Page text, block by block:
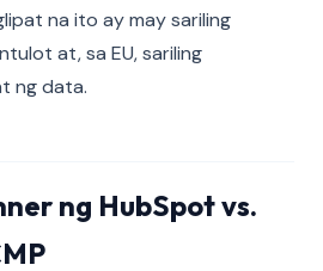
na ito ay may sariling
at, sa EU, sariling
ng data.
ng HubSpot vs.